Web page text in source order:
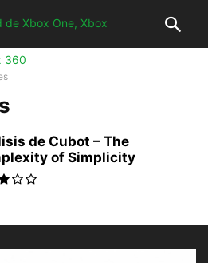
de Cubot – The
of Simplicity